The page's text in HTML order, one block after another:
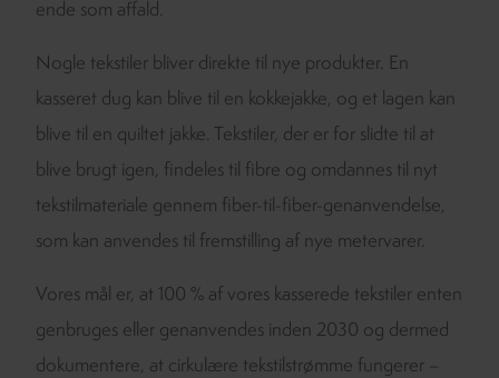
ende som affald.
Nogle tekstiler bliver direkte til nye produkter. En
kasseret dug kan blive til en kokkejakke, og et lagen kan
blive til en quiltet jakke. Tekstiler, der er for slidte til at
blive brugt igen, findeles til fibre og omdannes til nyt
tekstilmateriale gennem fiber-til-fiber-genanvendelse,
som kan anvendes til fremstilling af nye metervarer.
Vores mål er, at 100 % af vores kasserede tekstiler enten
genbruges eller genanvendes inden 2030 og dermed
dokumentere, at cirkulære tekstilstrømme fungerer –